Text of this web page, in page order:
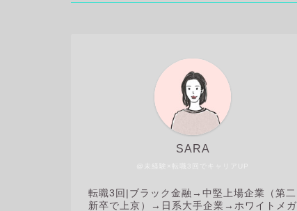
@未経験×転職3回でキャリアUP
SARA
転職3回| ブラック金融→中堅上場企業（第二
新卒で上京）→日系大手企業→ホワイトメガ